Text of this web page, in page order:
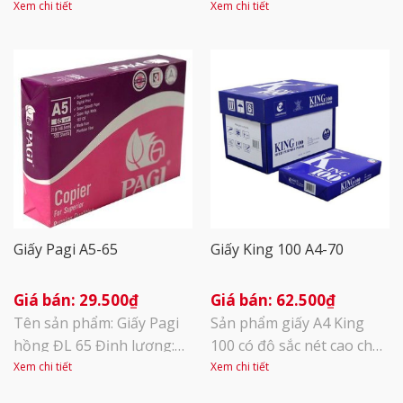
lượng: 70gsm Đóng gói:
Xem chi tiết
Khổ A4 (210x297mm) Đơn
ấn, photocopy tại văn
phòng
Xem chi tiết
Giấy Pagi A5-65
29.500₫
Tên sản phẩm: Giấy Pagi
hồng ĐL 65 Định lượng:
65 g/m2 – Độ trắng: 90
Xem chi tiết
Giấy King 100 A4-70
62.500₫
Sản phẩm giấy A4 King
100 có độ sắc nét cao cho
phép mực đồ tốt, tạo ra
Xem chi tiết